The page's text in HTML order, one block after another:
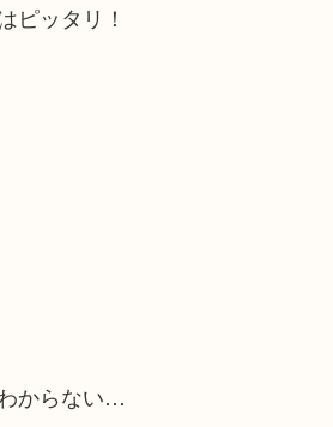
ピッタリ！
からない…